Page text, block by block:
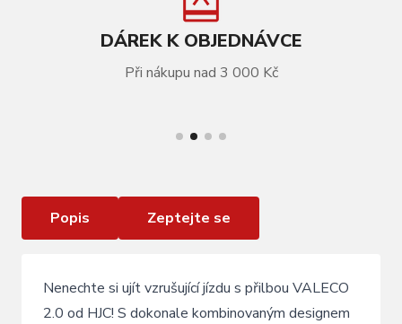
DÁREK K OBJEDNÁVCE
Při nákupu nad 3 000 Kč
Popis Zeptejte se
Nenechte si ujít vzrušující jízdu s přilbou VALECO
2.0 od HJC! S dokonale kombinovaným designem